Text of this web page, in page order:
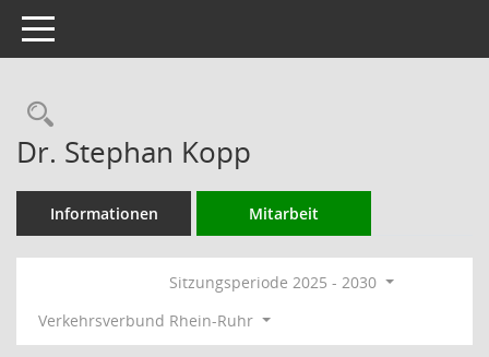
Toggle navigation
Rechercheauswahl
Dr. Stephan Kopp
Informationen Mitarbeit
Sitzungsperiode 2025 - 2030
Verkehrsverbund Rhein-Ruhr